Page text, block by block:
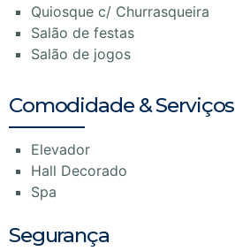
Quiosque c/ Churrasqueira
Salão de festas
Salão de jogos
Comodidade & Serviços
Elevador
Hall Decorado
Spa
Segurança